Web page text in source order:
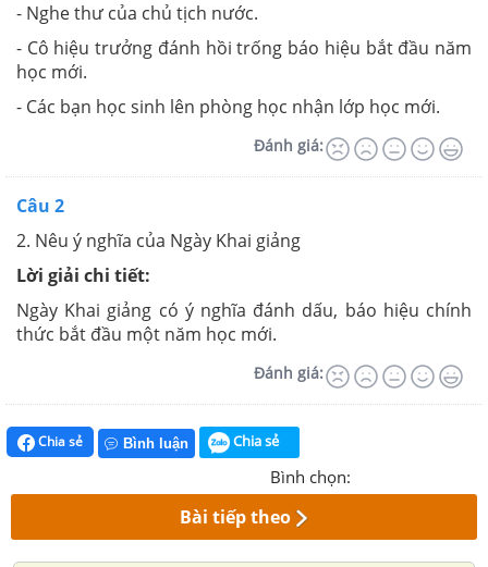
- Nghe thư của chủ tịch nước.
- Cô hiệu trưởng đánh hồi trống báo hiệu bắt đầu năm
học mới.
- Các bạn học sinh lên phòng học nhận lớp học mới.
Đánh giá:
Câu 2
2. Nêu ý nghĩa của Ngày Khai giảng
Lời giải chi tiết:
Ngày Khai giảng có ý nghĩa đánh dấu, báo hiệu chính
thức bắt đầu một năm học mới.
Đánh giá:
Chia sẻ Bình luận Chia sẻ
Bình chọn:
Bài tiếp theo